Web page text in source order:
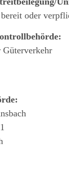
oder
Güterverkehr